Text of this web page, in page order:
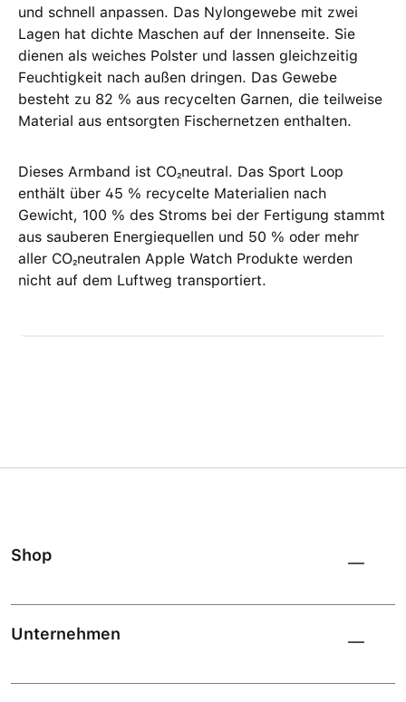
und schnell anpassen. Das Nylongewebe mit zwei
Lagen hat dichte Maschen auf der Innenseite. Sie
dienen als weiches Polster und lassen gleichzeitig
Feuchtigkeit nach außen dringen. Das Gewebe
besteht zu 82 % aus recycelten Garnen, die teilweise
Material aus entsorgten Fischernetzen enthalten.
Dieses Armband ist CO₂neutral. Das Sport Loop
enthält über 45 % recycelte Materialien nach
Gewicht, 100 % des Stroms bei der Fertigung stammt
aus sauberen Energie­quellen und 50 % oder mehr
aller CO₂neutralen Apple Watch Produkte werden
nicht auf dem Luftweg transportiert.
Shop
Unternehmen